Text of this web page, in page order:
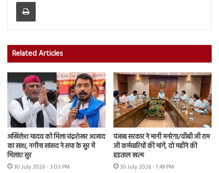
Related Articles
अखिलेश यादव को मिला चंद्रशेखर आजाद
का साथ, नगीना सांसद ने सपा के सुर में
मिलाए सुर
30 July 2026 - 3:03 PM
पंजाब सरकार ने मानी मनरेगा/वीबी जी राम
जी कर्मचारियों की मांगें, दो महीने की
हड़ताल खत्म
30 July 2026 - 1:49 PM